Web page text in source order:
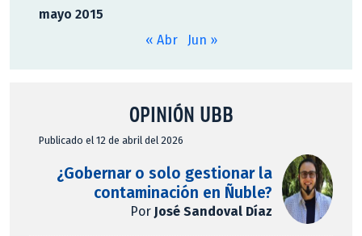
mayo 2015
« Abr Jun »
OPINIÓN UBB
Publicado el 12 de abril del 2026
¿Gobernar o solo gestionar la
contaminación en Ñuble?
Por José Sandoval Díaz